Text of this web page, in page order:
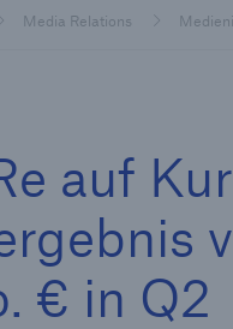
Media Relations
auf
€ in Q2
mit unseren
für Versicherer